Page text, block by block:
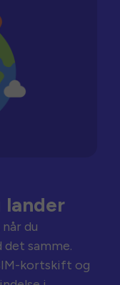
lander
du
samme.
kortskift og